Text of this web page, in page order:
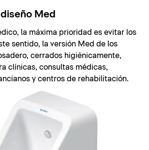
Med
la máxima prioridad es evitar los
sentido, la versión Med de los
cerrados higiénicamente,
clínicas, consultas médicas,
y centros de rehabilitación.